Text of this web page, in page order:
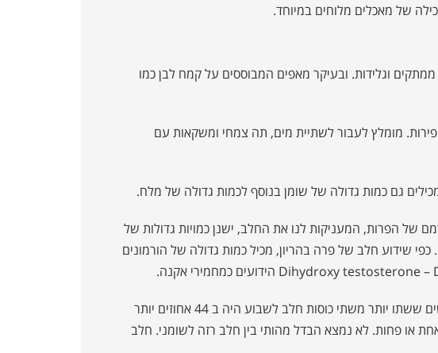
של מאכלים מלוחים במיוחד.
וגלידות. ובעיקר מאפים המבוססים על קמח לבן כמו
מומלץ לעבור לשתיית מים, תה צמחי ומשקאות עם
גם כמות גדולה של שומן בנוסף לכמות גדולה של מלח.
של הפרות, המעניקות לנו את החלב, ישנן כמויות גדולות של
כפי שידוע חלב של פרה בהריון, מכיל כמות גדולה של הורמונים
מחקר על 47 אלף נשים (!!) בארה”ב הראה שלנשים ששתו יותר משתי כוסות חלב לשבוע היה ב 44 אחוזים יותר
או פחות. לא נמצא הבדל מהותי בין חלב רזה לשומני. חלב